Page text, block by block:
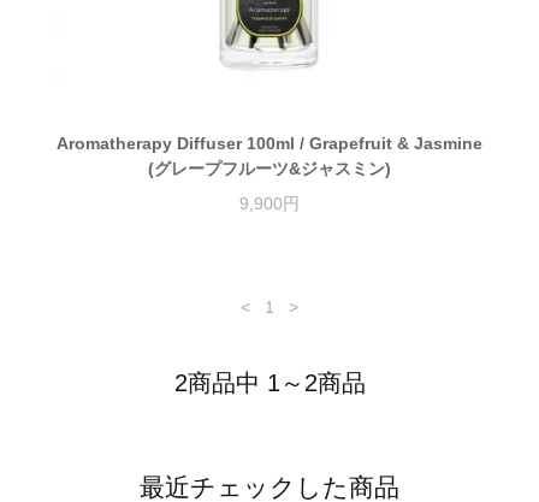
Aromatherapy Diffuser 100ml / Grapefruit & Jasmine
(グレープフルーツ&ジャスミン)
9,900円
< 1 >
2商品中 1～2商品
最近チェックした商品